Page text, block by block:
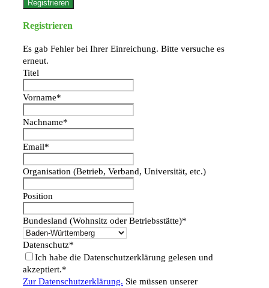
Registrieren
Registrieren
Es gab Fehler bei Ihrer Einreichung. Bitte versuche es
erneut.
Titel
Vorname*
Nachname*
Email*
Organisation (Betrieb, Verband, Universität, etc.)
Position
Bundesland (Wohnsitz oder Betriebsstätte)*
Datenschutz*
Ich habe die Datenschutzerklärung gelesen und
akzeptiert.*
Zur Datenschutzerklärung. Sie müssen unserer